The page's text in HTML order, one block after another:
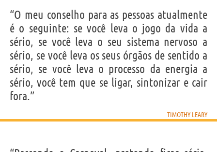
“O meu conselho para as pessoas atualmente
é o seguinte: se você leva o jogo da vida a
sério, se você leva o seu sistema nervoso a
sério, se você leva os seus órgãos de sentido a
sério, se você leva o processo da energia a
sério, você tem que se ligar, sintonizar e cair
fora.”
TIMOTHY LEARY